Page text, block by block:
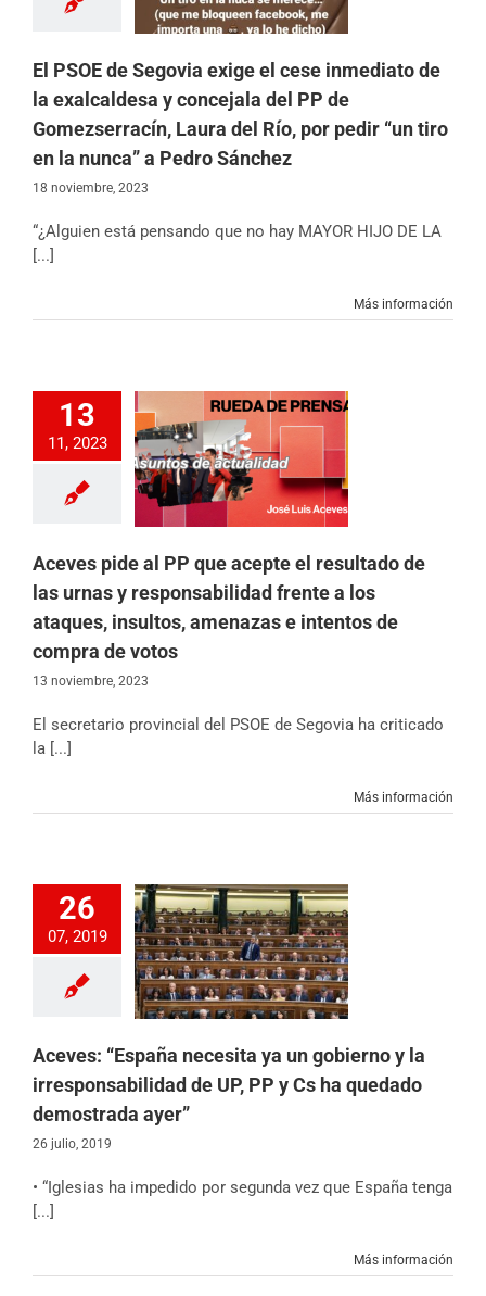
nunca” a Pedro
categoríaEl PSOE de Segovia exige el cese inmediato de
la exalcaldesa y concejala del PP de
Gomezserracín, Laura del Río, por pedir “un tiro
en la nunca” a Pedro Sánchez
18 noviembre, 2023
“¿Alguien está pensando que no hay MAYOR HIJO DE LA
[...]
Más información
13
11, 2023
pide al PP que
resultado de las
responsabilidad
amenazas e
Partido
Aceves pide al PP que acepte el resultado de
las urnas y responsabilidad frente a los
ataques, insultos, amenazas e intentos de
compra de votos
13 noviembre, 2023
El secretario provincial del PSOE de Segovia ha criticado
la [...]
Más información
26
07, 2019
necesita
gobierno y la
de UP, PP
ha quedado
ayer”
de los Diputados
categoríaAceves: “España necesita ya un gobierno y la
irresponsabilidad de UP, PP y Cs ha quedado
demostrada ayer”
26 julio, 2019
• “Iglesias ha impedido por segunda vez que España tenga
[...]
Más información